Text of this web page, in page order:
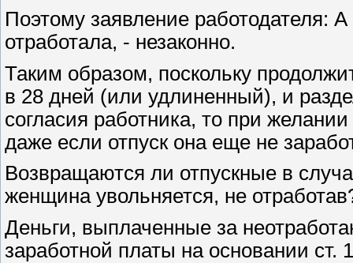
Поэтому заявление работодателя:
отработала, - незаконно.
Таким образом, поскольку
в 28 дней (или удлиненный), и
согласия работника, то при
даже если отпуск она еще не
Возвращаются ли отпускные в
женщина увольняется, не
Деньги, выплаченные за
заработной платы на основании